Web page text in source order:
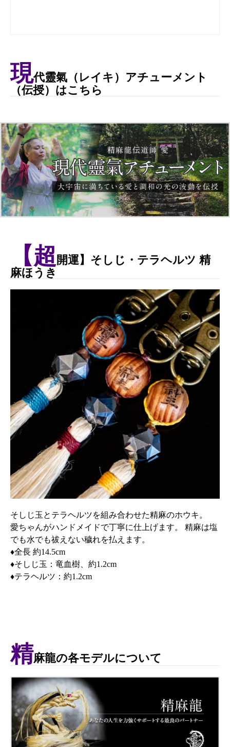
現代靈氣（レイキ）アチューメント
（伝授）はこちら
【超 開運】そしじ・テラヘルツ 精
麻ほうき
そしじ玉とテラヘルツを組み合わせた精麻のホウキ。
愛ちゃんがハンドメイドで丁寧に仕上げます。 精麻は塩
でも水でも祓えない穢れを払えます。
♦全長 約14.5cm
♦そしじ玉：竜血樹、約1.2cm
♦テラヘルツ：約1.2cm
精麻龍の各モデルについて